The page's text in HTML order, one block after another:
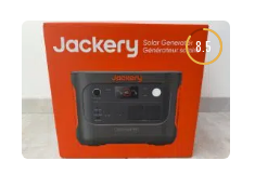
8.5